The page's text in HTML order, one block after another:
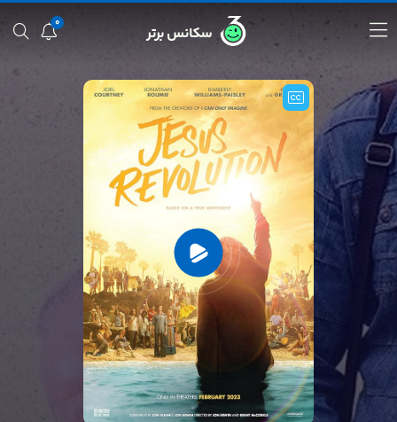
0
سکانس برتر